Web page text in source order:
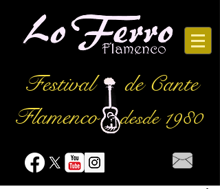
Festival
de Cante
Flamencodesde 1980